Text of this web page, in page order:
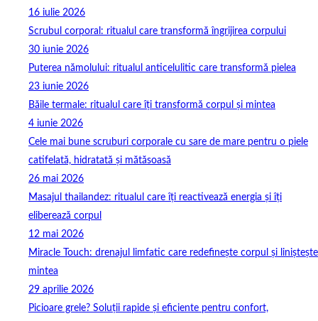
16 iulie 2026
Scrubul corporal: ritualul care transformă îngrijirea corpului
30 iunie 2026
Puterea nămolului: ritualul anticelulitic care transformă pielea
23 iunie 2026
Băile termale: ritualul care îți transformă corpul și mintea
4 iunie 2026
Cele mai bune scruburi corporale cu sare de mare pentru o piele
catifelată, hidratată și mătăsoasă
26 mai 2026
Masajul thailandez: ritualul care îți reactivează energia și îți
eliberează corpul
12 mai 2026
Miracle Touch: drenajul limfatic care redefinește corpul și liniștește
mintea
29 aprilie 2026
Picioare grele? Soluții rapide și eficiente pentru confort,